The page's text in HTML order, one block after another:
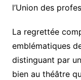
l’Union des
La regrettée
emblématiques
distinguant par
bien au théâtre